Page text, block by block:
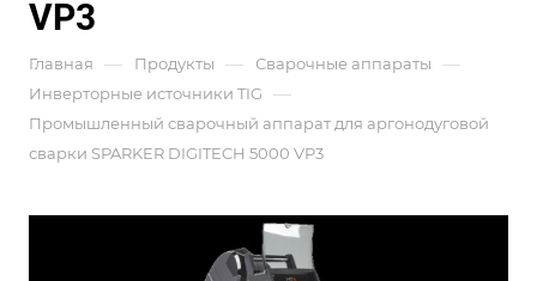
VP3
Главная — Продукты — Сварочные аппараты —
Инверторные источники TIG —
Промышленный сварочный аппарат для аргонодуговой
сварки SPARKER DIGITECH 5000 VP3